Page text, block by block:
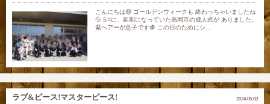
こんにちは😃 ゴールデンウィークも 終わっちゃいましたね
💦 5/4に、延期になっていた高岡市の成人式が ありました。
紫ヘアーが息子です🍇 この日のためにシ...
2024.05.03
ラブ&ピース!マスターピース!